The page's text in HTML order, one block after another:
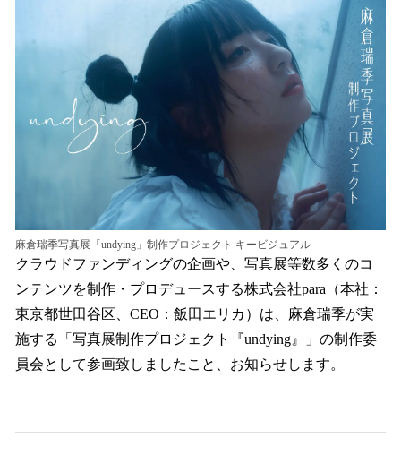
中
麻倉瑞季写真展「undying」制作プロジェクト キービジュアル
クラウドファンディングの企画や、写真展等数多くのコ
ンテンツを制作・プロデュースする株式会社para（本社：
東京都世田谷区、CEO：飯田エリカ）は、麻倉瑞季が実
施する「写真展制作プロジェクト『undying』」の制作委
員会として参画致しましたこと、お知らせします。